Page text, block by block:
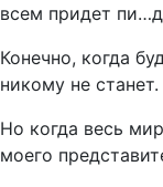
всем придет
Конечно, когда
никому не
Но когда весь
моего